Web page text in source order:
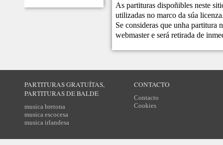
As partituras dispoñibles neste
utilizadas no marco da súa
Se consideras que unha partitura
webmastere será retirada de
PARTITURAS GRATUÍTAS,
PARTITURAS DE BALDE
musica bretona
musica escocesa
musica irlandesa
CONTACTO
Contacto
Cookies